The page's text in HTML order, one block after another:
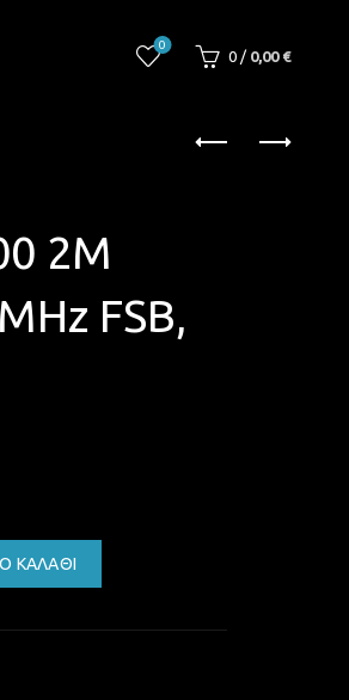
0
0 / 0,00 €
2M
FSB,
ΚΑΛΆΘΙ